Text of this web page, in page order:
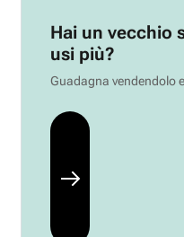
Hai un vecchio
usi più?
Guadagna vendendolo